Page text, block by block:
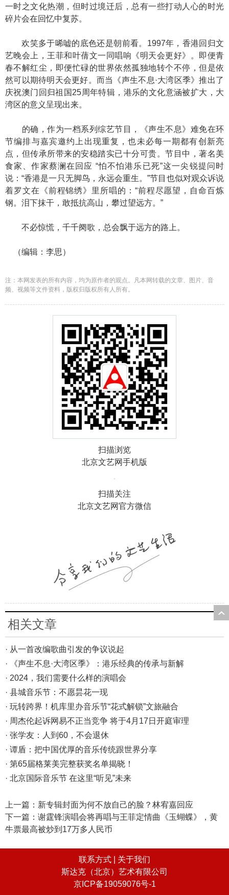
一时之文化热潮，但时过境迁后，总有一些打动人心的时光
碎片会在回忆中复苏。
欢笑多于唏嘘的底色还是朝前看。1997年，香港回归文
艺晚会上，王菲和叶蒨文一同唱响《明天会更好》。即便青
春不解红尘，即便忙碌的世界依然孤独地转个不停，但是依
然可以期待明天会更好。而当《声生不息·大湾区季》推出了
庆祝澳门回归祖国25周年特辑，港乐的文化意涵被扩大，大
湾区的意义呈现出来。
的确，作为一档系列综艺节目，《声生不息》难免在环
节编排与嘉宾邀约上出现重复，也未必每一期都有创新亮
点，但传承所带来的安稳踏实已十分可贵。节目中，著名美
食家、作家蔡澜在回应 “怕不怕港乐已死”这一尖锐提问时
说：“香港是一只无脚鸟，永远会重生。”节目也似对观众诉说
着罗文在《前程锦绣》里所唱的：“前程尽愿望，自命百炼
钢。泪下抹干，敢抵抗高山，攀过望远方。”
不必惊慌，千千阕歌，总会飘于远方的路上。
（编辑：李思）
注：本网发表的所有内容，均为原作者的观点。凡本网转载的文章、图片、音
频、视频等文件资料，版权归版权所有人所有。
扫描浏览
北京文艺网手机版
扫描关注
北京文艺网官方微信
相关文章
· 从一首改编歌曲引发的争议说起
· 《声生不息·大湾区季》：港乐经典的传承与新解
· 2024，我们需要什么样的演唱会
· 县城音乐节：不愿昙花一现
· 玩转跨界！机库里办音乐节“花式解锁”文旅融合
· 周杰伦起诉网易不正当竞争 将于4月17日开庭审理
· 张学友：人到60，不会退休
· 谭盾：把中国优厚的音乐传统跟世界分享
· 第65届格莱美完整获奖名单揭晓！
· 北京国际音乐节 在这里“听见”未来
上一篇： 新专辑封面为何不放自己的脸？林宥嘉回应
下一篇： 谢霆锋演唱会将再唱与王菲定情曲《玉蝴蝶》，黄
牛票最高被炒到17万多人民币
联系方式 | 关于我们
斯达克（北京）艺术有限公司
京ICP备19059076号-1